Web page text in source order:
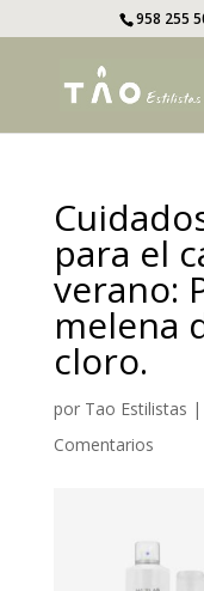
958 255
para el
verano:
melena
cloro.
por Tao Estilistas |
Comentarios